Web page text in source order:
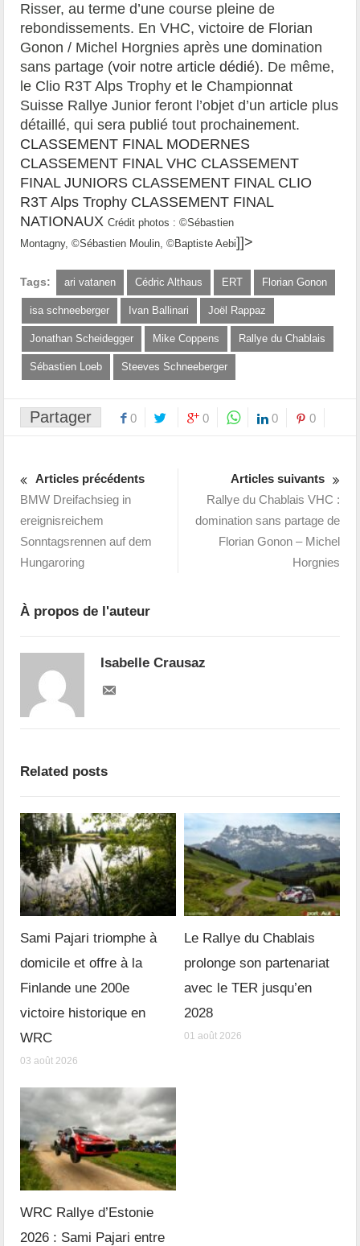
Risser, au terme d’une course pleine de
rebondissements. En VHC, victoire de Florian
Gonon / Michel Horgnies après une domination
sans partage (voir notre article dédié). De même,
le Clio R3T Alps Trophy et le Championnat
Suisse Rallye Junior feront l’objet d’un article plus
détaillé, qui sera publié tout prochainement.
CLASSEMENT FINAL MODERNES
CLASSEMENT FINAL VHC CLASSEMENT
FINAL JUNIORS CLASSEMENT FINAL CLIO
R3T Alps Trophy CLASSEMENT FINAL
NATIONAUX Crédit photos : ©Sébastien
Montagny, ©Sébastien Moulin, ©Baptiste Aebi]]>
Tags: ari vatanen Cédric Althaus ERT Florian Gonon
isa schneeberger Ivan Ballinari Joël Rappaz
Jonathan Scheidegger Mike Coppens Rallye du Chablais
Sébastien Loeb Steeves Schneeberger
Partager 0 0 0 0
Articles précédents
BMW Dreifachsieg in
ereignisreichem
Sonntagsrennen auf dem
Hungaroring
Articles suivants
Rallye du Chablais VHC :
domination sans partage de
Florian Gonon – Michel
Horgnies
À propos de l'auteur
Isabelle Crausaz
Related posts
Sami Pajari triomphe à
domicile et offre à la
Finlande une 200e
victoire historique en
WRC
03 août 2026
Le Rallye du Chablais
prolonge son partenariat
avec le TER jusqu’en
2028
01 août 2026
WRC Rallye d’Estonie
2026 : Sami Pajari entre